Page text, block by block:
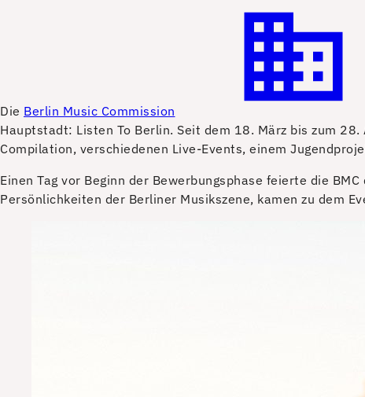
Die Berlin Music Commission
Hauptstadt: Listen To Berlin. Seit dem 18. März bis zum
Compilation, verschiedenen Live-Events, einem
Einen Tag vor Beginn der Bewerbungsphase feierte die
Persönlichkeiten der Berliner Musikszene, kamen zu dem